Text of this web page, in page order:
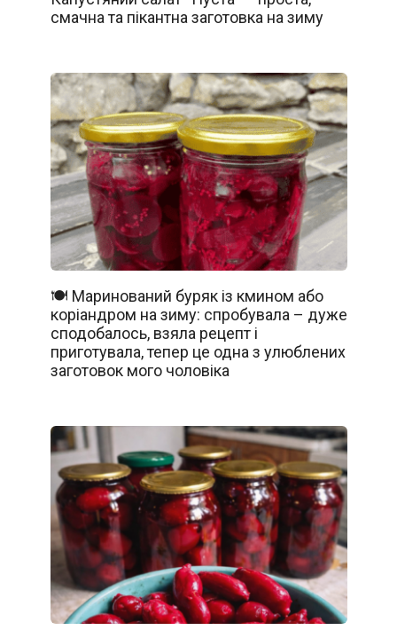
смачна та пікантна заготовка на зиму
🍽️ Маринований буряк із кмином або
коріандром на зиму: спробувала – дуже
сподобалось, взяла рецепт і
приготувала, тепер це одна з улюблених
заготовок мого чоловіка